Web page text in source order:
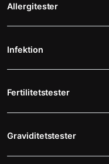
Allergitester
Infektion
Fertilitetstester
Graviditetstester